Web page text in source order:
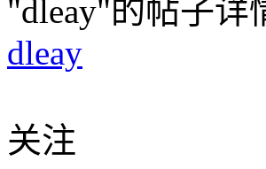
"dleay"的帖子详
dleay
关注